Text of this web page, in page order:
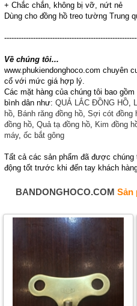
+ Chắc chắn, không bị vỡ, nứt nẻ
Dùng cho đồng hồ treo tường Trung
Về chúng tôi...
www.phukiendonghoco.com chuyên
cổ với mức giá hợp lý.
Các mặt hàng của chúng tôi bao
bình dân như: QUẢ LẮC ĐỒNG HỒ,
hồ, Bánh răng đồng hồ, Sợi cót đồng
đồng hồ, Quả tạ đồng hồ, Kim đồng
máy, ốc bắt gông
Tất cả các sản phẩm đã được
động tốt trước khi đến tay khách
BANDONGHOCO.COM Sản